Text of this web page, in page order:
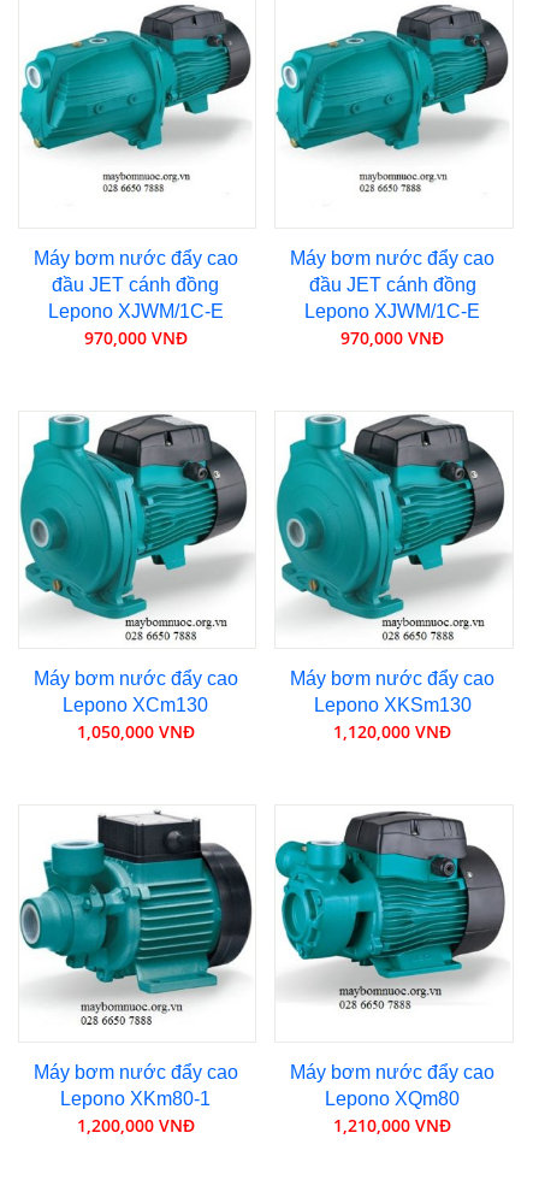
Máy bơm nước đẩy cao
đầu JET cánh đồng
Lepono XJWM/1C-E
970,000 VNĐ
Máy bơm nước đẩy cao
đầu JET cánh đồng
Lepono XJWM/1C-E
970,000 VNĐ
Máy bơm nước đẩy cao
Lepono XCm130
1,050,000 VNĐ
Máy bơm nước đẩy cao
Lepono XKSm130
1,120,000 VNĐ
Máy bơm nước đẩy cao
Lepono XKm80-1
1,200,000 VNĐ
Máy bơm nước đẩy cao
Lepono XQm80
1,210,000 VNĐ